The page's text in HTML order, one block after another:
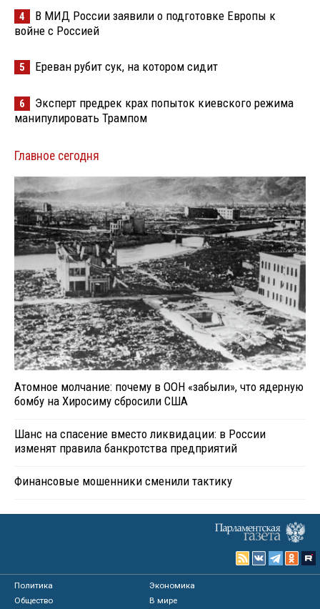
4
В МИД России заявили о подготовке Европы к
войне с Россией
5 Ереван рубит сук, на котором сидит
6
Эксперт предрек крах попыток киевского режима
манипулировать Трампом
Главное сегодня
Атомное молчание: почему в ООН «забыли», что ядерную
бомбу на Хиросиму сбросили США
Шанс на спасение вместо ликвидации: в России
изменят правила банкротства предприятий
Финансовые мошенники сменили тактику
Политика
Экономика
Общество
В мире